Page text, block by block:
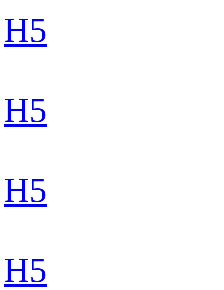
H5
H5
H5
H5